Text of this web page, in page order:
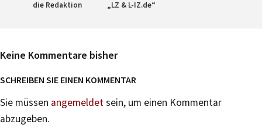
die Redaktion
„LZ & L-IZ.de“
Keine Kommentare bisher
SCHREIBEN SIE EINEN KOMMENTAR
Sie müssen angemeldetsein, um einen Kommentar
abzugeben.